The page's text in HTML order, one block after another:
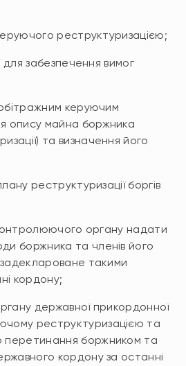
реструктуризацією;
забезпечення вимог
керуючим
опису майна боржника
та визначення його
реструктуризації боргів
органу надати
боржника та членів його
задеклароване такими
кордону;
державної прикордонної
реструктуризацією та
перетинання боржником та
кордону за останні